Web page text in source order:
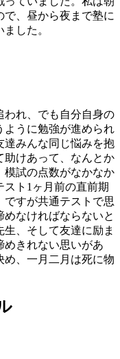
、昼から夜まで塾に
した。
われ、でも自分自身の
ように勉強が進められ
達みんな同じ悩みを抱
助けあって、なんとか
模試の点数がなかなか
スト1ヶ月前の直前期
ですが共通テストで思
なければならないと
、そして友達に励ま
めきれない思いがあ
め、一月二月は死に物